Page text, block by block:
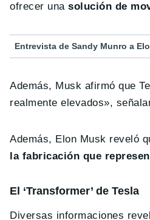
ofrecer unasolución de
Entrevista de Sandy Munro a
Además, Musk afirmó que
realmente elevados»,
Además, Elon Musk reveló
la fabricación que
El ‘Transformer’ de Tesla
Diversas informaciones